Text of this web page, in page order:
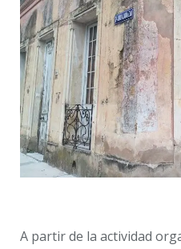
A partir de la actividad